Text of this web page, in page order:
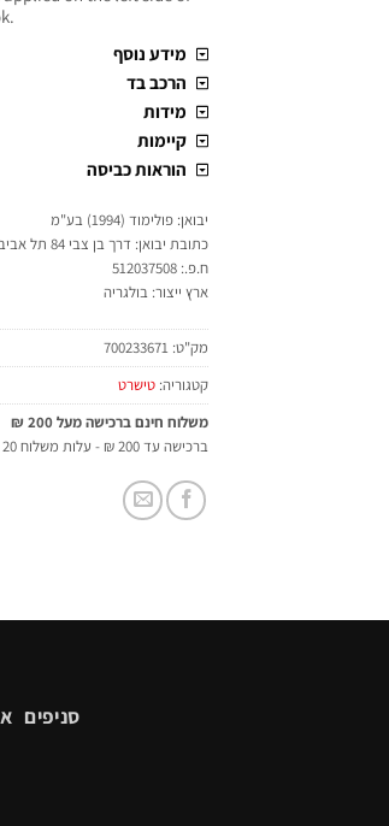
מידע נוסף
הרכב בד
מידות
קיימות
הוראות כביסה
יבואן: פולימוד (1994) בע"מ
כתובת יבואן: דרך בן צבי 84 תל אביב
ח.פ.: 512037508
ארץ ייצור: בולגריה
מק"ט: 700233671
קטגוריה: טישרט
משלוח חינם ברכישה מעל 200 ₪
ברכישה עד 200 ₪ - עלות משלוח 20 ₪.
סניפים